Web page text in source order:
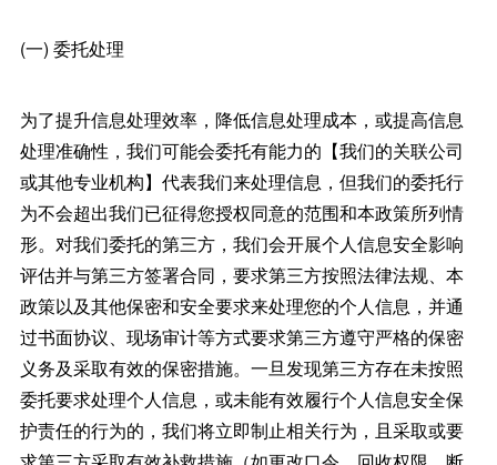
(一) 委托处理
为了提升信息处理效率，降低信息处理成本，或提高信息
处理准确性，我们可能会委托有能力的【我们的关联公司
或其他专业机构】代表我们来处理信息，但我们的委托行
为不会超出我们已征得您授权同意的范围和本政策所列情
形。对我们委托的第三方，我们会开展个人信息安全影响
评估并与第三方签署合同，要求第三方按照法律法规、本
政策以及其他保密和安全要求来处理您的个人信息，并通
过书面协议、现场审计等方式要求第三方遵守严格的保密
义务及采取有效的保密措施。一旦发现第三方存在未按照
委托要求处理个人信息，或未能有效履行个人信息安全保
护责任的行为的，我们将立即制止相关行为，且采取或要